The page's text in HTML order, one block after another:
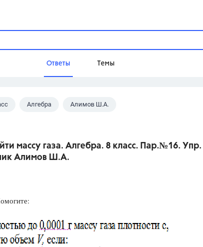
Ответы Темы
Домашнее задание
Школа
Рудзитис Г.Е.,Цыбулько И.П.,
Алгебра Алимов Ш.А.
массу газа. Алгебра. 8 класс. Пар.№16. Упр.
Алимов Ш.А.